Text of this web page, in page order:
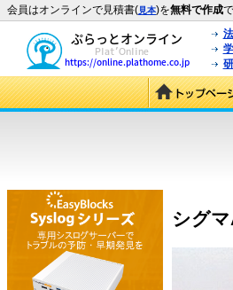
会員はオンラインで見積書(見本)を無料で作成
シグ